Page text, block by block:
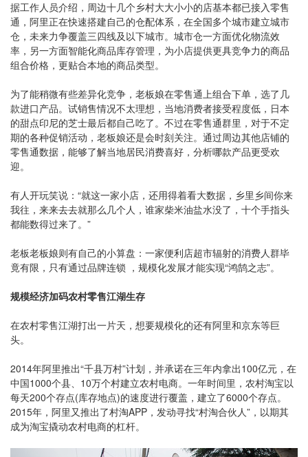
据工作人员介绍，周边十几个乡村大大小小的店基本都已接入零售
通，阿里正在快速搭建自己的仓配体系，在全国多个城市建立城市
仓，未来力争覆盖三四线及以下城市。城市仓一方面优化物流效
率，另一方面智能化商品库存管理，为小店提供更具竞争力的商品
组合价格，更贴合本地的商品类型。
为了能稍微有些差异化竞争，老板娘在零售通上组合下单，选了几
款进口产品。试销售情况不太理想，当地消费者接受程度低，日本
的甜点印尼的芝士最后都自己吃了。不过在零售通群里，对于不定
期的各种促销活动，老板娘还是会时刻关注。通过周边其他店铺的
零售通数据，能够了解当地居民消费喜好，分析哪款产品更受欢
迎。
有人开玩笑说：“就这一家小店，还用得着看大数据，乡里乡间你来
我往，来来去去就那么几个人，谁家柴米油盐水没了，十个手指头
都能数得过来了。”
老板老板娘则有自己的小算盘：一家便利店超市辐射的消费人群毕
竟有限，只有通过品牌连锁 ，规模化发展才能实现“鸿鹄之志”。
规模经济加码农村零售江湖生存
在农村零售江湖打出一片天，想要规模化的还有阿里和京东等巨
头。
2014年阿里推出“千县万村”计划，并承诺在三年内拿出100亿元，在
中国1000个县、10万个村建立农村电商。一年时间里，农村淘宝以
每天200个存点(库存地点)的速度进行覆盖，建立了6000个存点。
2015年，阿里又推出了村淘APP，发动寻找“村淘合伙人”，以期其
成为淘宝撬动农村电商的杠杆。